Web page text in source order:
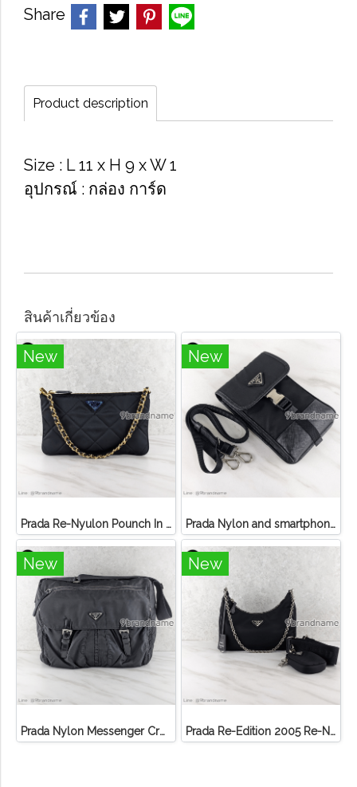
Share
Product description
Size​ : L 11 x H 9 x W 1
อุปกรณ์​ : กล่อง​ การ์ด​
สินค้าเกี่ยวข้อง
New
Prada Re-Nyulon Pounch In Enameled
New
Prada Nylon and smartphone case 2zh109
New
Prada Nylon Messenger Crossbody Bag
New
Prada Re-Edition 2005 Re-Nylon bag